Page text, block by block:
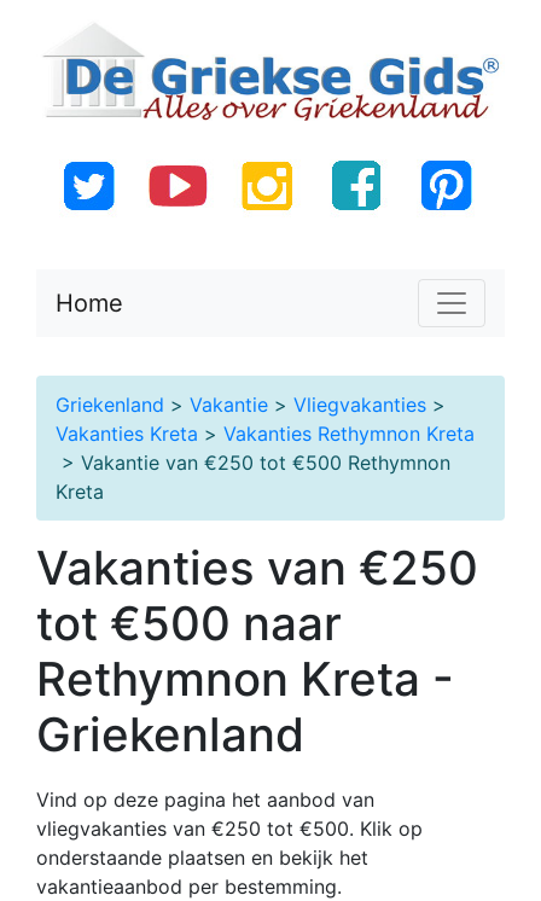
Home
Griekenland > Vakantie > Vliegvakanties >
Vakanties Kreta > Vakanties Rethymnon Kreta
> Vakantie van €250 tot €500 Rethymnon
Kreta
Vakanties van €250
tot €500 naar
Rethymnon Kreta -
Griekenland
Vind op deze pagina het aanbod van
vliegvakanties van €250 tot €500. Klik op
onderstaande plaatsen en bekijk het
vakantieaanbod per bestemming.